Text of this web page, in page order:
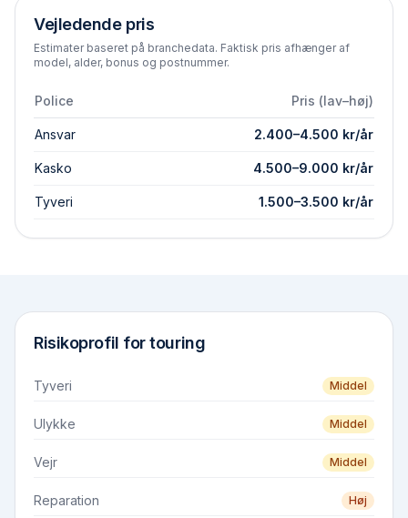
Vejledende pris
Estimater baseret på branchedata. Faktisk pris afhænger af
model, alder, bonus og postnummer.
Police Pris (lav–høj)
Ansvar 2.400–4.500 kr/år
Kasko 4.500–9.000 kr/år
Tyveri 1.500–3.500 kr/år
Risikoprofil fortouring
Tyveri Middel
Ulykke Middel
Vejr Middel
Reparation Høj